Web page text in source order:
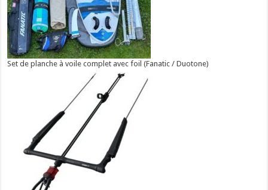
Set de planche à voile complet avec foil (Fanatic / Duotone)